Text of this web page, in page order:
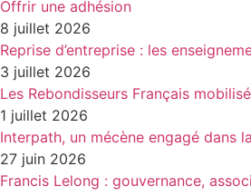
Offrir une adhésion
8 juillet 2026
Reprise d’entreprise : les
3 juillet 2026
Les Rebondisseurs Français
1 juillet 2026
Interpath, un mécène engagé dans
27 juin 2026
Francis Lelong : gouvernance,